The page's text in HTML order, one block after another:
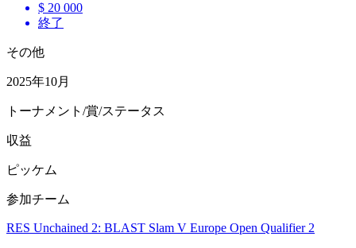
$ 20 000
終了
その他
2025年10月
トーナメント/賞/ステータス
収益
ピッケム
参加チーム
RES Unchained 2: BLAST Slam V Europe Open Qualifier 2